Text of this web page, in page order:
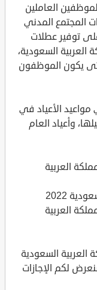
العاملين
المجتمع المدني
توفير عطلات
العربية السعودية،
يكون الموظفون
الأعياد في
وأعياد العام
العربية
2022
العربية
السعودية
لكم الإجازات